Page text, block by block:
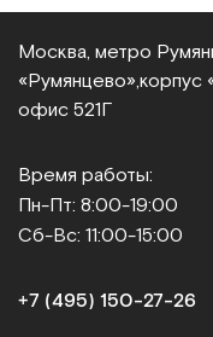
Москва, метро
«Румянцево», корпус
офис 521Г
Время работы:
Пн-Пт: 8:00-19:00
Сб-Вс: 11:00-15:00
+7 (495) 150‑27‑26